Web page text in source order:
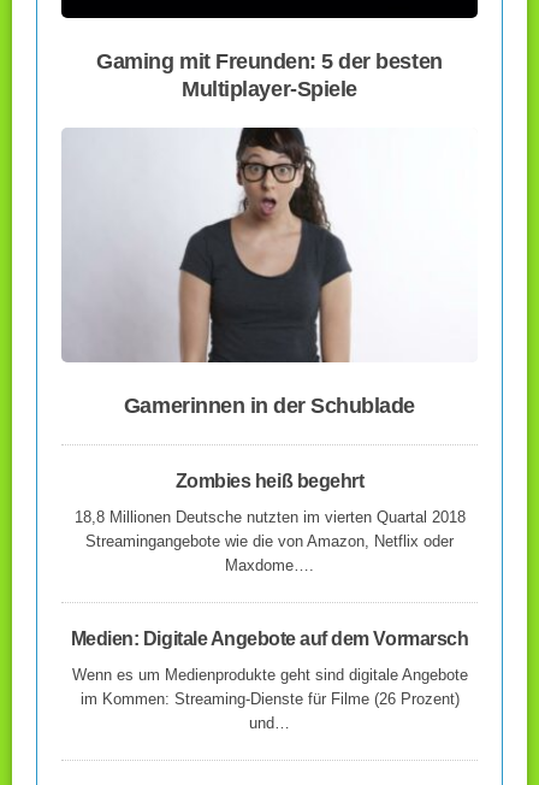
Gaming mit Freunden: 5 der besten
Multiplayer-Spiele
Gamerinnen in der Schublade
Zombies heiß begehrt
18,8 Millionen Deutsche nutzten im vierten Quartal 2018
Streamingangebote wie die von Amazon, Netflix oder
Maxdome….
Medien: Digitale Angebote auf dem Vormarsch
Wenn es um Medienprodukte geht sind digitale Angebote
im Kommen: Streaming-Dienste für Filme (26 Prozent)
und…